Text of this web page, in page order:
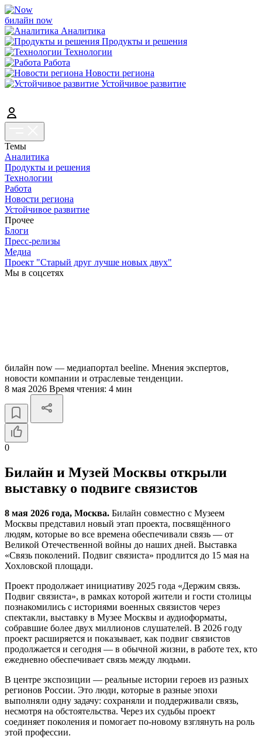
билайн now
Аналитика
Продукты и решения
Технологии
Работа
Новости региона
Устойчивое развитие
Темы
Аналитика
Продукты и решения
Технологии
Работа
Новости региона
Устойчивое развитие
Прочее
Блоги
Пресс-релизы
Медиа
Проект "Старый друг лучше новых двух"
Мы в соцсетях
билайн now — медиапортал beeline. Мнения экспертов,
новости компании и отраслевые тенденции.
8 мая 2026 Время чтения: 4 мин
0
Билайн и Музей Москвы открыли
выставку о подвиге связистов
8 мая 2026 года, Москва. Билайн совместно с Музеем
Москвы представил новый этап проекта, посвящённого
людям, которые во все времена обеспечивали связь — от
Великой Отечественной войны до наших дней. Выставка
«Связь поколений. Подвиг связиста» продлится до 15 мая на
Хохловской площади.
Проект продолжает инициативу 2025 года «Держим связь.
Подвиг связиста», в рамках которой жители и гости столицы
познакомились с историями военных связистов через
спектакли, выставку в Музее Москвы и аудиоформаты,
собравшие более двух миллионов слушателей. В 2026 году
проект расширяется и показывает, как подвиг связистов
продолжается и сегодня — в обычной жизни, в работе тех, кто
ежедневно обеспечивает связь между людьми.
В центре экспозиции — реальные истории героев из разных
регионов России. Это люди, которые в разные эпохи
выполняли одну задачу: сохраняли и поддерживали связь,
несмотря на обстоятельства. Через их судьбы проект
соединяет поколения и помогает по-новому взглянуть на роль
этой профессии.